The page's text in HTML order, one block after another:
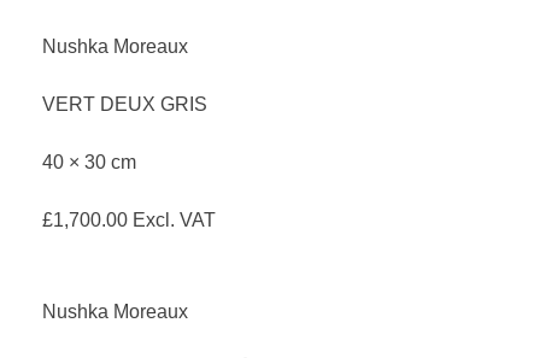
Nushka Moreaux
VERT DEUX GRIS
40 × 30 cm
£1,700.00 Excl. VAT
Nushka Moreaux